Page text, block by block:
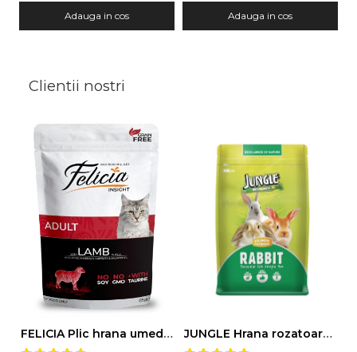
Adauga in cos Adauga in cos
Clientii nostri
FELICIA Plic hrana umeda pentru pisici adulte, cu Miel, Set 12x85g JUNGLE Hrana rozatoare IEPURI 500g